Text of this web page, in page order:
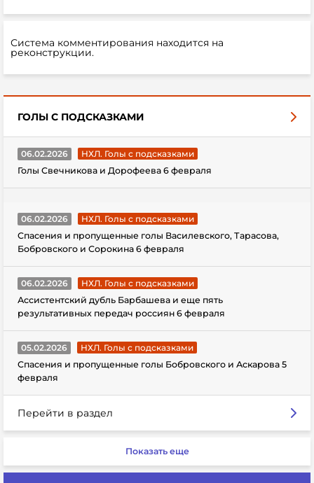
Система комментирования находится на
реконструкции.
ГОЛЫ С ПОДСКАЗКАМИ
06.02.2026
НХЛ. Голы с подсказками
Голы Свечникова и Дорофеева 6 февраля
06.02.2026
НХЛ. Голы с подсказками
Спасения и пропущенные голы Василевского, Тарасова,
Бобровского и Сорокина 6 февраля
06.02.2026
НХЛ. Голы с подсказками
Ассистентский дубль Барбашева и еще пять
результативных передач россиян 6 февраля
05.02.2026
НХЛ. Голы с подсказками
Спасения и пропущенные голы Бобровского и Аскарова 5
февраля
Перейти в раздел
Показать еще